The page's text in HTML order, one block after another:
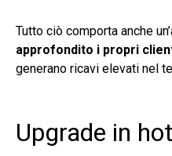
Tutto ciò comporta anche
approfondito i propri
generano ricavi elevati nel
Upgrade in